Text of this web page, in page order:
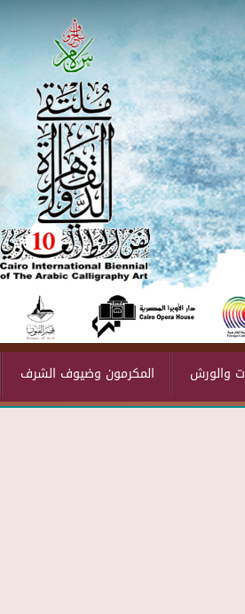
المكرمون وضيوف الشرف والورش